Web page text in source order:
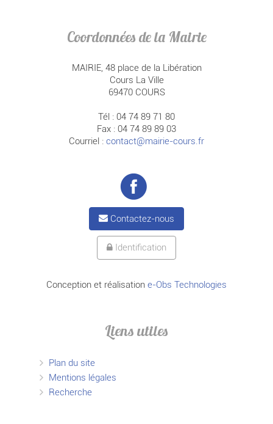
Coordonnées de la Mairie
MAIRIE, 48 place de la Libération
Cours La Ville
69470 COURS
Tél : 04 74 89 71 80
Fax : 04 74 89 89 03
Courriel : contact@mairie-cours.fr
Contactez-nous
Identification
Conception et réalisation e-Obs Technologies
Liens utiles
Plan du site
Mentions légales
Recherche